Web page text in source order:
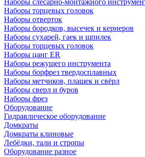
Наборы слесарно-монтажного
Наборы торцевых головок
Наборы отверток
Наборы бородков, высечек и кернеров
Наборы сухарей, гаек и шпилек
Наборы торцевых головок
Наборы цанг ER
Наборы режущего инструмента
Наборы борфрез твердосплавных
Наборы метчиков, плашек и свёрл
Наборы сверл и буров
Наборы фрез
Оборудование
Гидравлическое оборудование
Домкраты
Домкраты клиновые
Лебёдки, тали и стропы
Оборудование разное